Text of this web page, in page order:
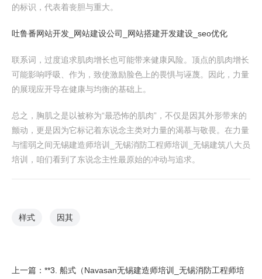
的标识，代表着丧胆与重大。
吐鲁番网站开发_网站建设公司_网站搭建开发建设_seo优化
联系词，过度追求肌肉增长也可能带来健康风险。顶点的肌肉增长
可能影响呼吸、作为，致使激励脸色上的畏惧与诬蔑。因此，力量
的展现应开导在健康与均衡的基础上。
总之，胸肌之是以被称为“最恐怖的肌肉”，不仅是因其外形带来的
颤动，更是因为它标记着东说念主类对力量的渴慕与敬畏。在力量
与懦弱之间无锡建造师培训_无锡消防工程师培训_无锡建筑八大员
培训，咱们看到了东说念主性最原始的冲动与追求。
样式 因其
上一篇： **3. 船式（Navasan无锡建造师培训_无锡消防工程师培